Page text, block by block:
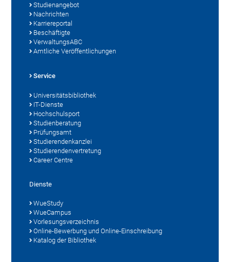
Studienangebot
Nachrichten
Karriereportal
Beschäftigte
VerwaltungsABC
Amtliche Veröffentlichungen
Service
Universitätsbibliothek
IT-Dienste
Hochschulsport
Studienberatung
Prüfungsamt
Studierendenkanzlei
Studierendenvertretung
Career Centre
Dienste
WueStudy
WueCampus
Vorlesungsverzeichnis
Online-Bewerbung und Online-Einschreibung
Katalog der Bibliothek